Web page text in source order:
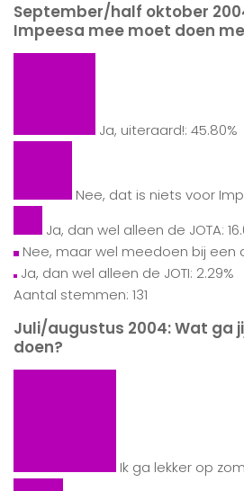
September/half oktober
Impeesa mee moet doen
Ja, uiteraard!: 45.80%
Nee, dat is niets voor
Ja, dan wel alleen de JOTA:
Nee, maar wel meedoen bij een
Ja, dan wel alleen de JOTI: 2.29%
Aantal stemmen: 131
Juli/augustus 2004: Wat ga
doen?
Ik ga lekker op